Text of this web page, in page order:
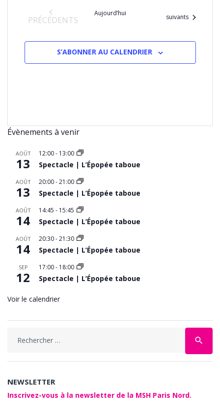
ÉVÈNEMENTS
PRÉCÉDENTS
Aujourd’hui Évènements
suivants
S’ABONNER AU CALENDRIER
Évènements à venir
AOÛT
13
12:00- 13:00
Spectacle | L’Épopée taboue
AOÛT
13
20:00-21:00
Spectacle | L’Épopée taboue
AOÛT
14
14:45 - 15:45
Spectacle | L’Épopée taboue
AOÛT
14
20:30-21:30
Spectacle | L’Épopée taboue
SEP
12
17:00- 18:00
Spectacle | L’Épopée taboue
Voir le calendrier
search
NEWSLETTER
Inscrivez-vous à la newsletter de la MSH Paris Nord.